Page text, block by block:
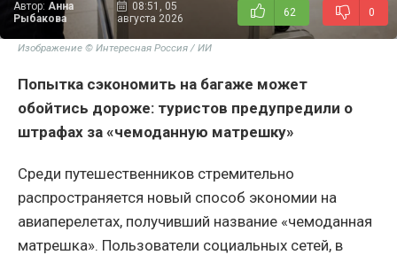
Автор: Анна
Рыбакова
08:51, 05
августа 2026
62 0
Изображение © Интересная Россия / ИИ
Попытка сэкономить на багаже может
обойтись дороже: туристов предупредили о
штрафах за «чемоданную матрешку»
Среди путешественников стремительно
распространяется новый способ экономии на
авиаперелетах, получивший название «чемоданная
матрешка». Пользователи социальных сетей, в